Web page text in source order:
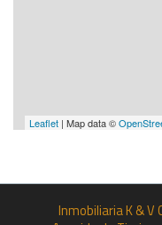
Leaflet | Map data ©
Inmobiliaria K &